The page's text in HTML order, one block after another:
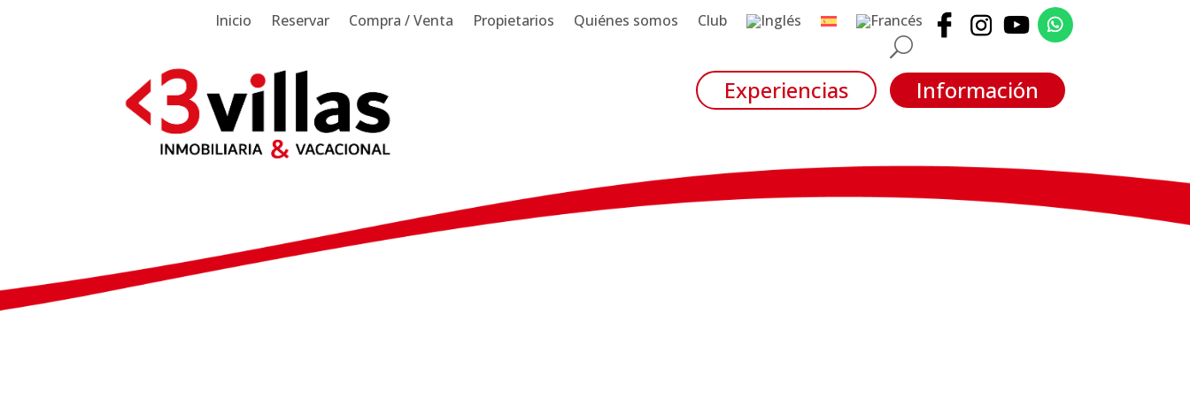
Inicio Reservar Compra / Venta Propietarios Quiénes somos Club
Experiencias Información